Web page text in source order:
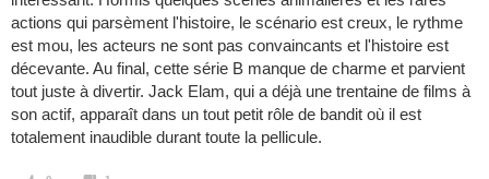
actions qui parsèment l'histoire, le scénario est creux, le rythme
est mou, les acteurs ne sont pas convaincants et l'histoire est
décevante. Au final, cette série B manque de charme et parvient
tout juste à divertir. Jack Elam, qui a déjà une trentaine de films à
son actif, apparaît dans un tout petit rôle de bandit où il est
totalement inaudible durant toute la pellicule.